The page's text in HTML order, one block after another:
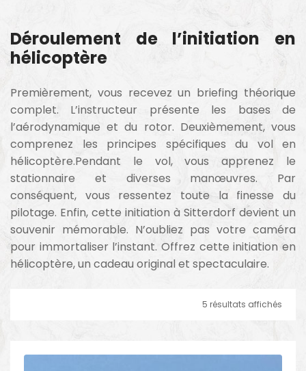
Déroulement de l’initiation en
hélicoptère
Premièrement, vous recevez un briefing théorique
complet. L’instructeur présente les bases de
l’aérodynamique et du rotor. Deuxièmement, vous
comprenez les principes spécifiques du vol en
hélicoptère.Pendant le vol, vous apprenez le
stationnaire et diverses manœuvres. Par
conséquent, vous ressentez toute la finesse du
pilotage. Enfin, cette initiation à Sitterdorf devient un
souvenir mémorable. N’oubliez pas votre caméra
pour immortaliser l’instant. Offrez cette initiation en
hélicoptère, un cadeau original et spectaculaire.
5 résultats affichés